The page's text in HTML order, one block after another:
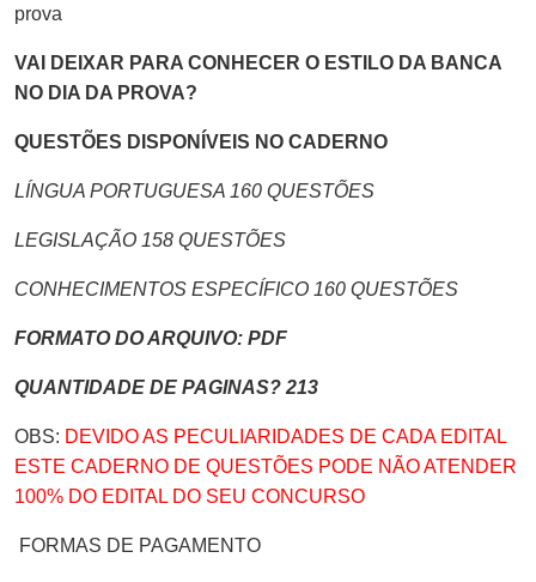
prova
VAI DEIXAR PARA CONHECER O ESTILO DA BANCA
NO DIA DA PROVA?
QUESTÕES DISPONÍVEIS NO CADERNO
LÍNGUA PORTUGUESA 160 QUESTÕES
LEGISLAÇÃO 158 QUESTÕES
CONHECIMENTOS ESPECÍFICO 160 QUESTÕES
FORMATO DO ARQUIVO: PDF
QUANTIDADE DE PAGINAS? 213
OBS: DEVIDO AS PECULIARIDADES DE CADA EDITAL
ESTE CADERNO DE QUESTÕES PODE NÃO ATENDER
100% DO EDITAL DO SEU CONCURSO
FORMAS DE PAGAMENTO